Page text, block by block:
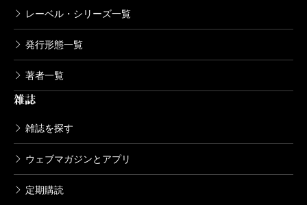
レーベル・シリーズ一覧
発行形態一覧
著者一覧
雑誌
雑誌を探す
ウェブマガジンとアプリ
定期購読